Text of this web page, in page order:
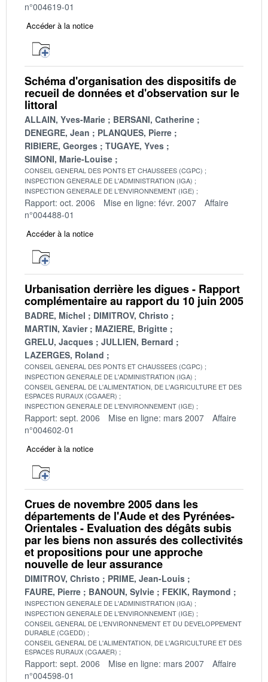
n°004619-01
Accéder à la notice
Schéma d'organisation des dispositifs de
recueil de données et d'observation sur le
littoral
ALLAIN, Yves-Marie
BERSANI, Catherine
DENEGRE, Jean
PLANQUES, Pierre
RIBIERE, Georges
TUGAYE, Yves
SIMONI, Marie-Louise
CONSEIL GENERAL DES PONTS ET CHAUSSEES (CGPC)
INSPECTION GENERALE DE L'ADMINISTRATION (IGA)
INSPECTION GENERALE DE L'ENVIRONNEMENT (IGE)
Rapport: oct. 2006 Mise en ligne: févr. 2007
Affaire
n°004488-01
Accéder à la notice
Urbanisation derrière les digues - Rapport
complémentaire au rapport du 10 juin 2005
BADRE, Michel
DIMITROV, Christo
MARTIN, Xavier
MAZIERE, Brigitte
GRELU, Jacques
JULLIEN, Bernard
LAZERGES, Roland
CONSEIL GENERAL DES PONTS ET CHAUSSEES (CGPC)
INSPECTION GENERALE DE L'ADMINISTRATION (IGA)
CONSEIL GENERAL DE L'ALIMENTATION, DE L'AGRICULTURE ET DES
ESPACES RURAUX (CGAAER)
INSPECTION GENERALE DE L'ENVIRONNEMENT (IGE)
Rapport: sept. 2006 Mise en ligne: mars 2007
Affaire
n°004602-01
Accéder à la notice
Crues de novembre 2005 dans les
départements de l'Aude et des Pyrénées-
Orientales - Evaluation des dégâts subis
par les biens non assurés des collectivités
et propositions pour une approche
nouvelle de leur assurance
DIMITROV, Christo
PRIME, Jean-Louis
FAURE, Pierre
BANOUN, Sylvie FEKIK, Raymond
INSPECTION GENERALE DE L'ADMINISTRATION (IGA)
INSPECTION GENERALE DE L'ENVIRONNEMENT (IGE)
CONSEIL GENERAL DE L'ENVIRONNEMENT ET DU DEVELOPPEMENT
DURABLE (CGEDD)
CONSEIL GENERAL DE L'ALIMENTATION, DE L'AGRICULTURE ET DES
ESPACES RURAUX (CGAAER)
Rapport: sept. 2006 Mise en ligne: mars 2007
Affaire
n°004598-01